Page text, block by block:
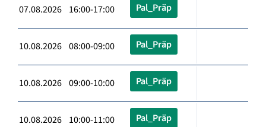
07.08.2026 16:00-17:00 Pal_Präp
10.08.2026 08:00-09:00 Pal_Präp
10.08.2026 09:00-10:00 Pal_Präp
10.08.2026 10:00-11:00 Pal_Präp